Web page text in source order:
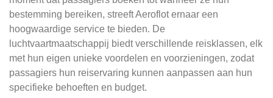
bestemming bereiken, streeft Aeroflot ernaar een
hoogwaardige service te bieden. De
luchtvaartmaatschappij biedt verschillende reisklassen, elk
met hun eigen unieke voordelen en voorzieningen, zodat
passagiers hun reiservaring kunnen aanpassen aan hun
specifieke behoeften en budget.